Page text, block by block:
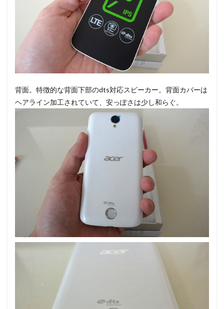
背面。特徴的な背面下部のdts対応スピーカー。背面カバーは
ヘアライン加工されていて、安っぽさは少し和らぐ。